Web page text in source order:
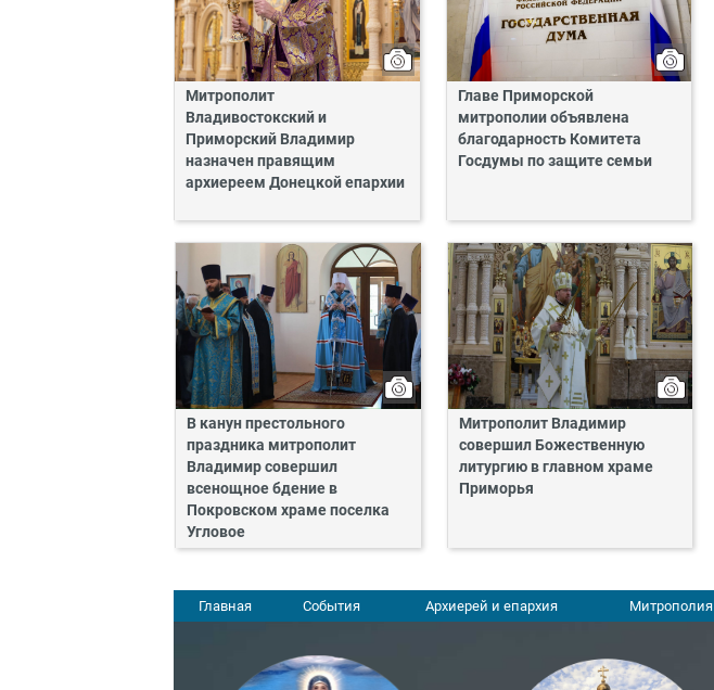
Митрополит
Владивостокский и
Приморский Владимир
назначен правящим
архиереем Донецкой епархии
Главе Приморской
митрополии объявлена
благодарность Комитета
Госдумы по защите семьи
В канун престольного
праздника митрополит
Владимир совершил
всенощное бдение в
Покровском храме поселка
Угловое
Митрополит Владимир
совершил Божественную
литургию в главном храме
Приморья
Главная События Архиерей и епархия Митрополия